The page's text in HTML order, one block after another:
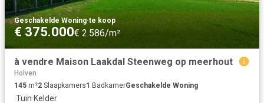
Geschakelde Woning·te koop
€ 375.000€ 2.586/m²
à vendre Maison Laakdal Steenweg op meerhout
Holven
145 m²2 Slaapkamers1 BadkamerGeschakelde Woning
·Tuin·Kelder